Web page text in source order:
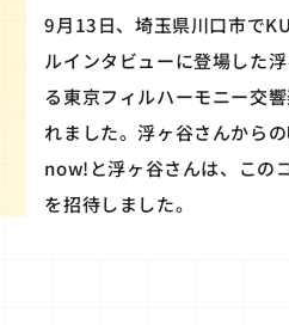
9月13日、埼玉県川口市で
ルインタビューに登場した
る東京フィルハーモニー交
れました。浮ヶ谷さんから
now!と浮ヶ谷さんは、この
を招待しました。